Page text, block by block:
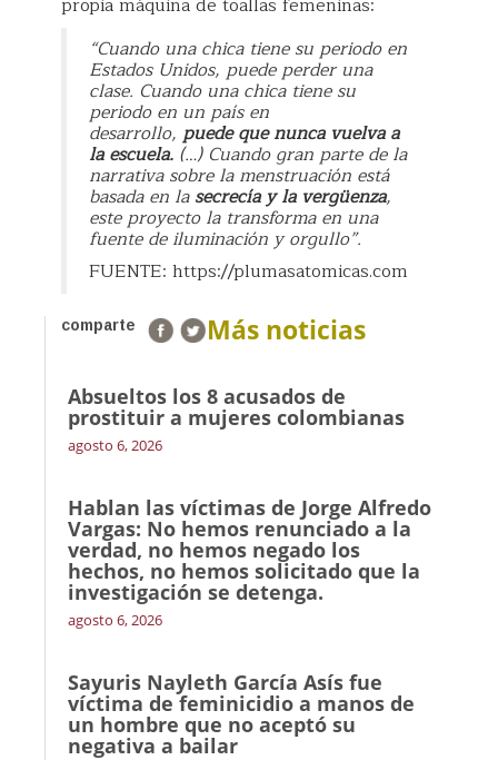
“Cuando una chica tiene su periodo en
Estados Unidos, puede perder una
clase. Cuando una chica tiene su
periodo en un país en
desarrollo, puede que nunca vuelva a
la escuela. (…) Cuando gran parte de la
narrativa sobre la menstruación está
basada en lasecrecía y la vergüenza,
este proyecto la transforma en una
fuente de iluminación y orgullo”.
FUENTE: https://plumasatomicas.com
comparte Más noticias
Absueltos los 8 acusados de
prostituir a mujeres colombianas
agosto 6, 2026
Hablan las víctimas de Jorge Alfredo
Vargas: No hemos renunciado a la
verdad, no hemos negado los
hechos, no hemos solicitado que la
investigación se detenga.
agosto 6, 2026
Sayuris Nayleth García Asís fue
víctima de feminicidio a manos de
un hombre que no aceptó su
negativa a bailar